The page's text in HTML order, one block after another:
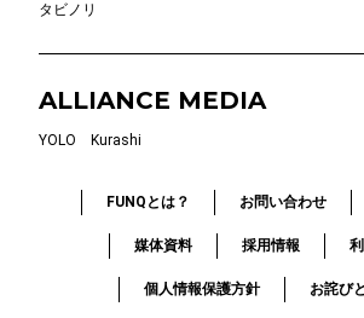
タビノリ
ALLIANCE MEDIA
YOLO Kurashi
FUNQとは？ お問い合わせ
媒体資料 採用情報
個人情報保護方針 お詫び